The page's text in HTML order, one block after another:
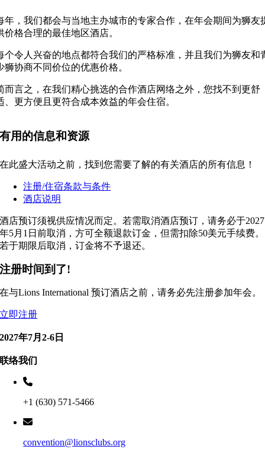
年，我们都会与当地主办城市的专家合作，在年会期间为狮友
价格合理的最佳地区酒店。
个令人兴奋的地点都符合我们的严格标准，并且我们为狮友和
狮协商不同价位的优惠价格。
而言之，在我们精心挑选的合作酒店网络之外，您找不到更舒
、更方便且更符合成本效益的年会住宿。
有用的信息和资源
在此盛大活动之前，找到您需要了解的有关酒店的所有信息！
注册/住宿条款与条件
酒店说明
酒店预订须视供应情况而定。若需取消酒店预订，请务必于2027
年5月1日前取消，方可全额退款订金，但需扣除50美元手续费。
若于期限后取消，订金将不予退还。
注册时间到了!
在与Lions International 预订酒店之前，请务必先注册参加年会。
立即注册
2027年7月2-6日
联络我们
+1 (630) 571-5466
convention@lionsclubs.org